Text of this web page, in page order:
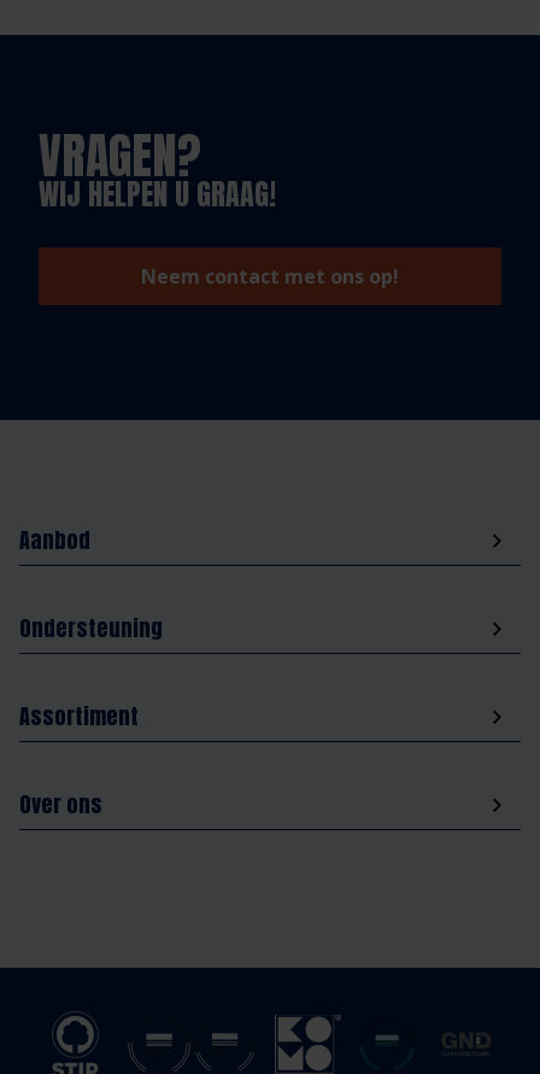
VRAGEN?
WIJ HELPEN U GRAAG!
Neem contact met ons op!
Aanbod
Ondersteuning
Assortiment
Over ons